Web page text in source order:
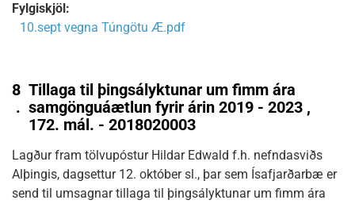
Fylgiskjöl:
10.sept vegna Túngötu Æ.pdf
8
.
Tillaga til þingsályktunar um fimm ára
samgönguáætlun fyrir árin 2019 - 2023 ,
172. mál. - 2018020003
Lagður fram tölvupóstur Hildar Edwald f.h. nefndasviðs
Alþingis, dagsettur 12. október sl., þar sem Ísafjarðarbæ er
send til umsagnar tillaga til þingsályktunar um fimm ára